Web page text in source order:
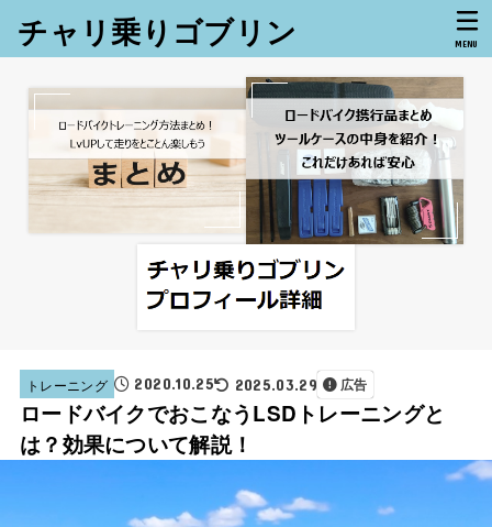
チャリ乗りゴブリン MENU
トレーニング 2020.10.25 2025.03.29 広告
ロードバイクでおこなうLSDトレーニングと
は？効果について解説！